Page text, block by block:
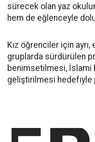
sürecek olan yaz
hem de eğlenceyle
Kız öğrenciler için
gruplarda sürdürülen
benimsetilmesi, İslami
geliştirilmesi hedefiyle